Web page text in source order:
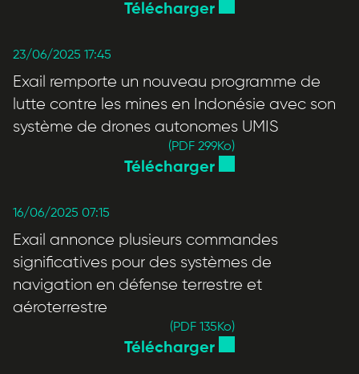
Télécharger
23/06/2025 17:45
Exail remporte un nouveau programme de
lutte contre les mines en Indonésie avec son
système de drones autonomes UMIS
(PDF 299Ko)
Télécharger
16/06/2025 07:15
Exail annonce plusieurs commandes
significatives pour des systèmes de
navigation en défense terrestre et
aéroterrestre
(PDF 135Ko)
Télécharger